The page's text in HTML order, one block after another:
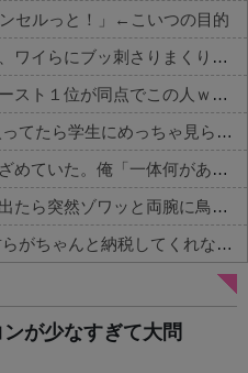
セルっと！」←こいつの目的
【画像】令和最新版の剛力彩芽、ワイらにブッ刺さりまくりと話題にw w w w w w w w w w w w w
日本をダメにした総理大臣、ワースト１位が同点でこの人ｗｗｗｗｗｗ
【画像】 まま「なんかプール入ってたら学生にめっちゃ見られたw」
出張から帰ったら、嫁の顔が青ざめていた。俺「一体何があったんだ？」嫁「…」→子供たちに話を聞くと…
賃貸物件を内覧中、ベランダに出たら突然ゾワッと両腕に鳥肌が出た。「やっぱりこの部屋嫌だ」と思った瞬間、体が前にドンッと突き飛ばされて…
【怒報】 国税庁「あのさぁ！君らがちゃんと納税してくれないとこうなっちゃうけどどうする？！」←これw w w w w w w w
ンが少なすぎて大問